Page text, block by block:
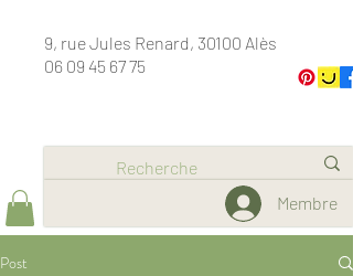
9, rue Jules Renard, 30100 Alès
06 09 45 67 75
Membre
Post